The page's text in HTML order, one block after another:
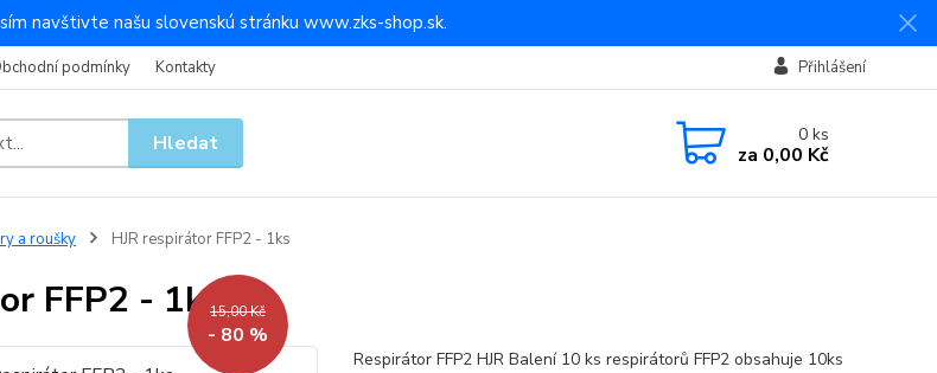
navštivte našu slovenskú stránku www.zks-shop.sk.
podmínky Kontakty Přihlášení
Hledat 0ks
za 0,00 Kč
a roušky HJR respirátor FFP2 - 1ks
FFP2 - 1ks15,00 Kč
- 80 %
Respirátor FFP2 HJR Balení 10 ks respirátorů FFP2 obsahuje 10ks